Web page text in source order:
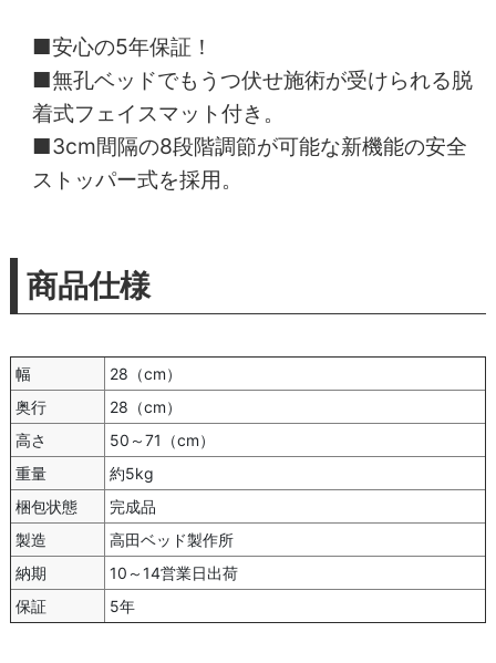
■安心の5年保証！
■無孔ベッドでもうつ伏せ施術が受けられる脱
着式フェイスマット付き。
■3cm間隔の8段階調節が可能な新機能の安全
ストッパー式を採用。
商品仕様
幅
28（cm）
奥行
28（cm）
高さ
50～71（cm）
重量
約5kg
梱包状態
完成品
製造
高田ベッド製作所
納期
10～14営業日出荷
保証
5年